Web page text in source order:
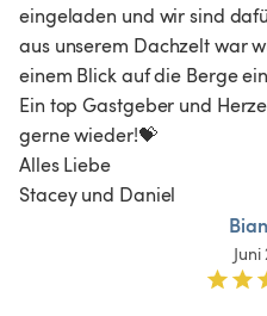
eingeladen und wir sind
aus unserem Dachzelt war
einem Blick auf die Berge
Ein top Gastgeber und
gerne wieder!💝
Alles Liebe
Stacey und Daniel
Juni